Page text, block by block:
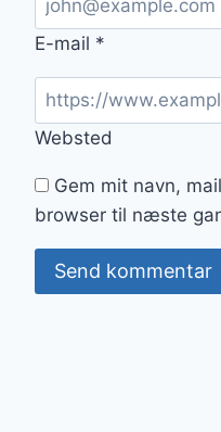
E-mail *
Websted
Gem mit navn,
browser til næste